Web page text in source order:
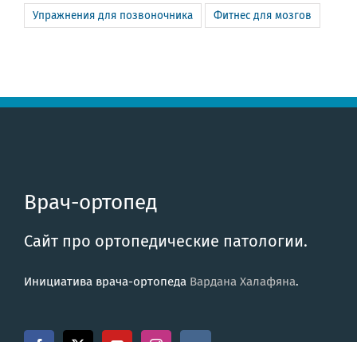
Упражнения для позвоночника Фитнес для мозгов
Врач-ортопед
Сайт про ортопедические патологии.
Инициатива врача-ортопеда Вардана Халафяна.